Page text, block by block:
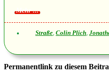
Straße, Colin Plich,
Permanentlink zu diesem